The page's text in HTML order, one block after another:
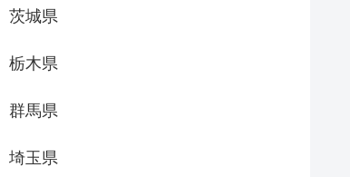
茨城県
栃木県
群馬県
埼玉県